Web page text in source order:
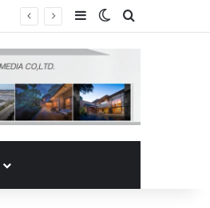
SidebarSwitch skin
Search for